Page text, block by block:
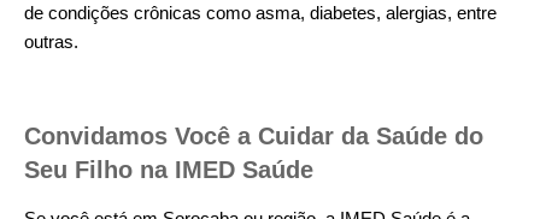
de condições crônicas como asma, diabetes, alergias, entre
outras.
Convidamos Você a Cuidar da Saúde do
Seu Filho na IMED Saúde